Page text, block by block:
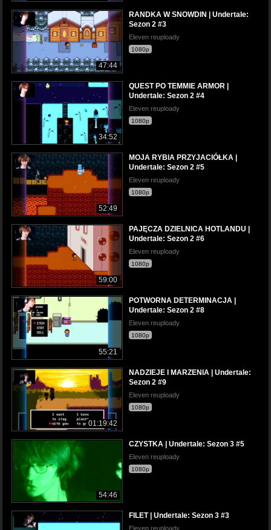
47:44
RANDKA W SNOWDIN | Undertale:
Sezon 2 #3
Eleven reuploady
1080p
34:52
QUEST PO TEMMIE ARMOR |
Undertale: Sezon 2 #4
Eleven reuploady
1080p
52:49
MOJA RYBIA PRZYJACIÓŁKA |
Undertale: Sezon 2 #5
Eleven reuploady
1080p
59:00
PAJĘCZA DZIELNICA HOTLANDU |
Undertale: Sezon 2 #6
Eleven reuploady
1080p
55:21
POTWORNA DETERMINACJA |
Undertale: Sezon 2 #8
Eleven reuploady
1080p
01:19:42
NADZIEJE I MARZENIA | Undertale:
Sezon 2 #9
Eleven reuploady
1080p
54:46
CZYSTKA | Undertale: Sezon 3 #5
Eleven reuploady
1080p
FILET | Undertale: Sezon 3 #3
Eleven reuploady